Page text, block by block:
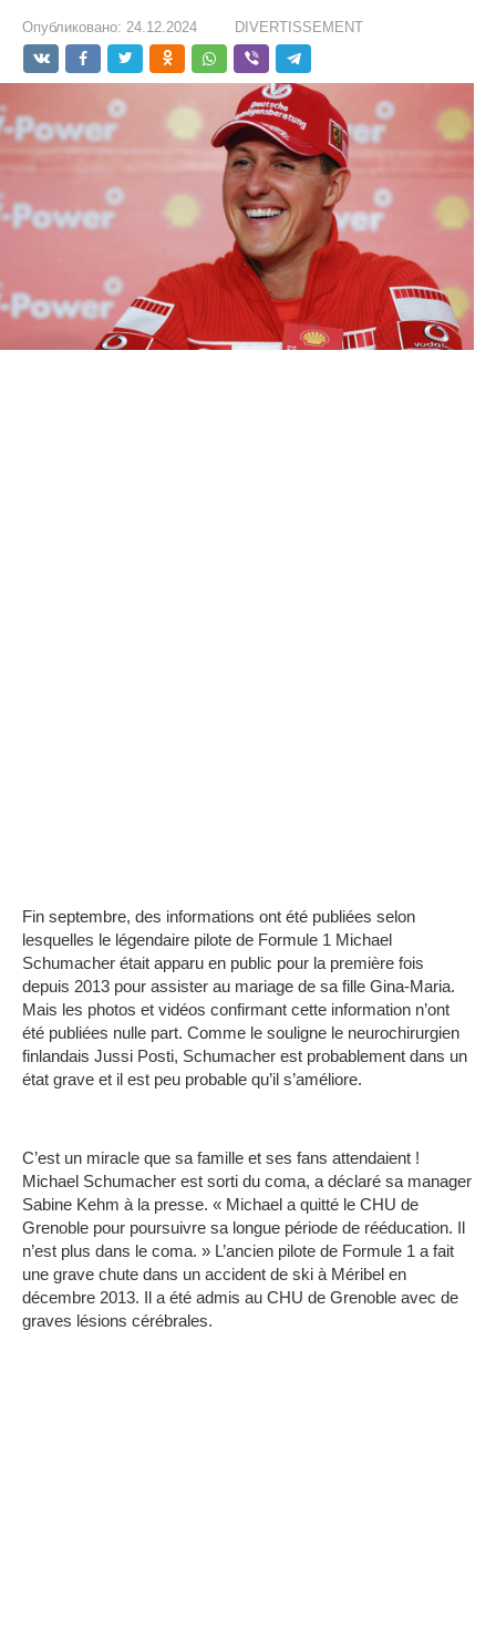
Опубликовано: 24.12.2024 DIVERTISSEMENT
Fin septembre, des informations ont été publiées selon
lesquelles le légendaire pilote de Formule 1 Michael
Schumacher était apparu en public pour la première fois
depuis 2013 pour assister au mariage de sa fille Gina-Maria.
Mais les photos et vidéos confirmant cette information n’ont
été publiées nulle part. Comme le souligne le neurochirurgien
finlandais Jussi Posti, Schumacher est probablement dans un
état grave et il est peu probable qu’il s’améliore.
C’est un miracle que sa famille et ses fans attendaient !
Michael Schumacher est sorti du coma, a déclaré sa manager
Sabine Kehm à la presse. « Michael a quitté le CHU de
Grenoble pour poursuivre sa longue période de rééducation. Il
n’est plus dans le coma. » L’ancien pilote de Formule 1 a fait
une grave chute dans un accident de ski à Méribel en
décembre 2013. Il a été admis au CHU de Grenoble avec de
graves lésions cérébrales.